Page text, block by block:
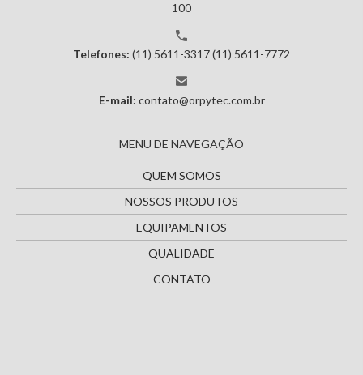
100
Telefones: (11) 5611-3317(11) 5611-7772
E-mail: contato@orpytec.com.br
MENU DE NAVEGAÇÃO
QUEM SOMOS
NOSSOS PRODUTOS
EQUIPAMENTOS
QUALIDADE
CONTATO